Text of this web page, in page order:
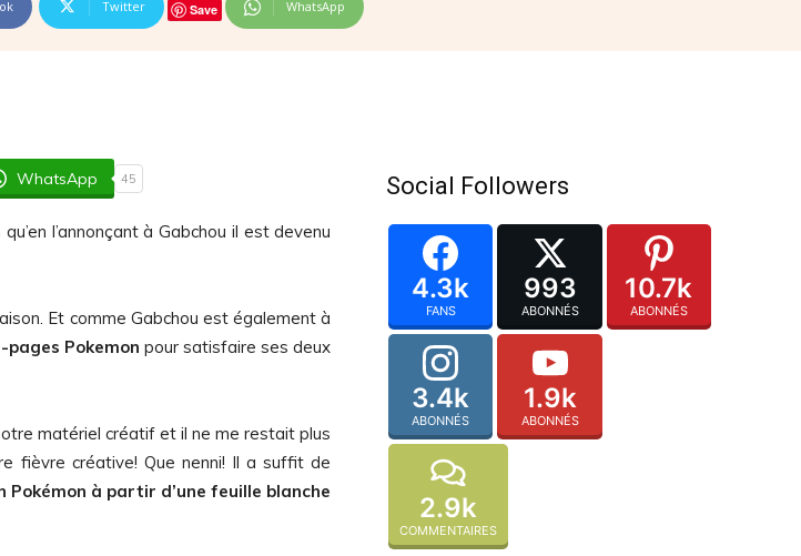
Twitter Save WhatsApp
WhatsApp 45
l’annonçant à Gabchou il est devenu
Et comme Gabchou est également à
Pokemon pour satisfaire ses deux
matériel créatif et il ne me restait plus
fièvre créative! Que nenni! Il a suffit de
Pokémon à partir d’une feuille blanche
Social Followers
4.3k
FANS
993
ABONNÉS
10.7k
ABONNÉS
3.4k
ABONNÉS
1.9k
ABONNÉS
2.9k
COMMENTAIRES